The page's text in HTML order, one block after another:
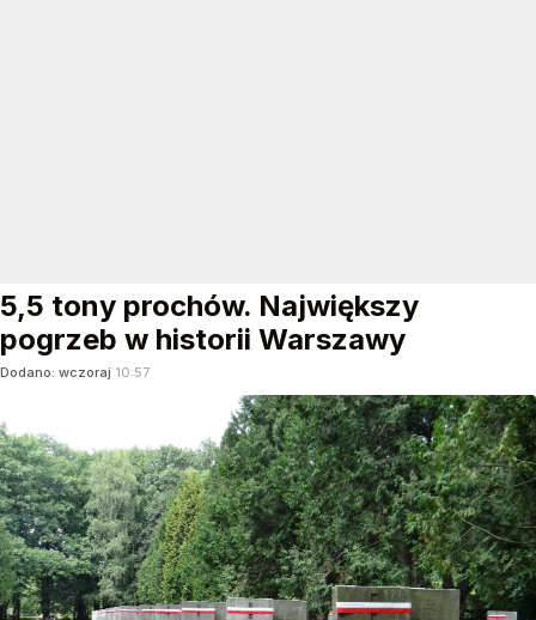
5,5 tony prochów. Największy
pogrzeb w historii Warszawy
Dodano: wczoraj 10:57